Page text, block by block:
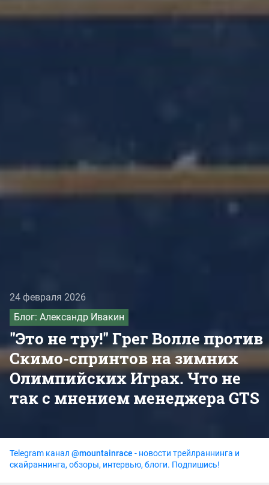
24 февраля 2026
Блог: Александр Ивакин
"Это не тру!" Грег Волле против
Скимо-спринтов на зимних
Олимпийских Играх. Что не
так с мнением менеджера GTS
Telegram канал @mountainrace - новости трейлраннинга и
скайраннинга, обзоры, интервью, блоги. Подпишись!